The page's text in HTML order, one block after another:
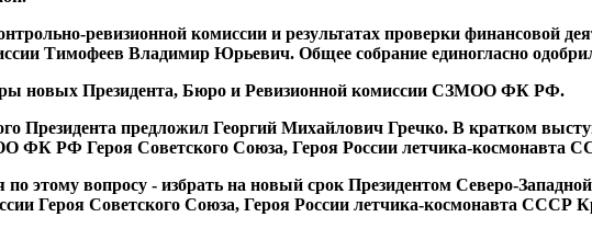
ревизионной комиссии и результатах проверки
Тимофеев Владимир Юрьевич. Общее собрание единогласно
новых Президента, Бюро и Ревизионной комиссии СЗМОО ФК РФ.
Президента предложил Георгий Михайлович Гречко. В кратком
ФК РФ Героя Советского Союза, Героя России летчика-космонавта
по этому вопросу - избрать на новый срок Президентом Северо-
Героя Советского Союза, Героя России летчика-космонавта СССР